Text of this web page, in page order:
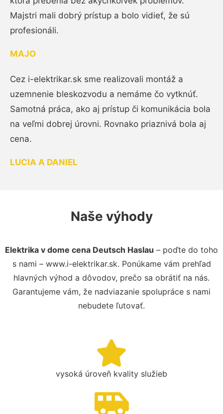
Majstri mali dobrý prístup a bolo vidieť, že sú
profesionáli.
MAJO
Cez i-elektrikar.sk sme realizovali montáž a
uzemnenie bleskozvodu a nemáme čo vytknúť.
Samotná práca, ako aj prístup či komunikácia bola
na veľmi dobrej úrovni. Rovnako priaznivá bola aj
cena.
LUCIA A DANIEL
Naše výhody
Elektrika v dome cena Deutsch Haslau – poďte do toho
s nami – www.i-elektrikar.sk. Ponúkame vám prehľad
hlavných výhod a dôvodov, prečo sa obrátiť na nás.
Garantujeme vám, že nadviazanie spolupráce s nami
nebudete ľutovať.
vysoká úroveň kvality služieb